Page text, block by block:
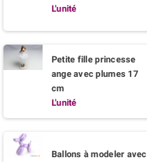
L'unité
Petite fille princesse
ange avec plumes 17
cm
L'unité
Ballons à modeler avec